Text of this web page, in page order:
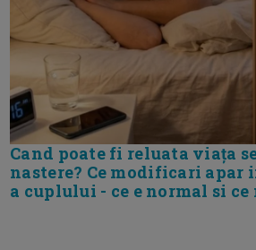
Cand poate fi reluata viața
nastere? Ce modificari
a cuplului - ce e normal si ce